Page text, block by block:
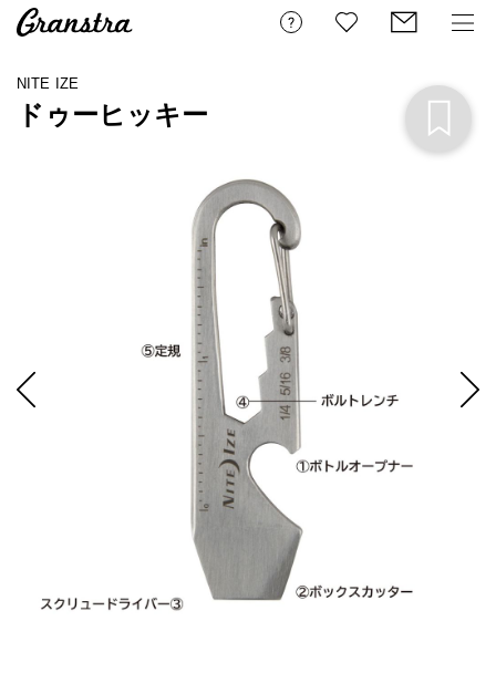
NITE IZE
ドゥーヒッキー